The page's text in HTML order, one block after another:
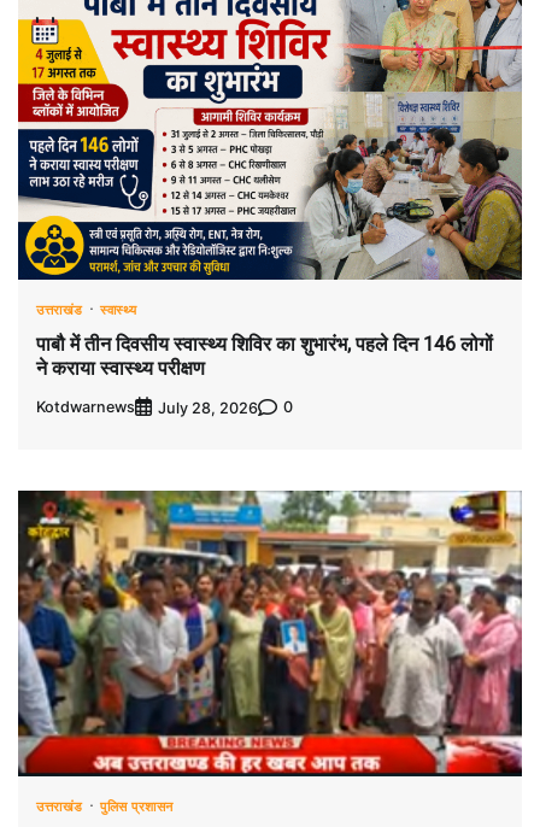
उत्तराखंड स्वास्थ्य
पाबौ में तीन दिवसीय स्वास्थ्य शिविर का शुभारंभ, पहले दिन 146 लोगों
ने कराया स्वास्थ्य परीक्षण
Kotdwarnews July 28, 2026 0
उत्तराखंड पुलिस प्रशासन